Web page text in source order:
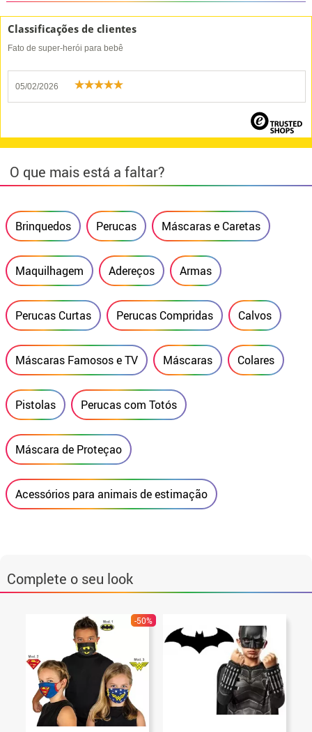
Classificações de clientes
Fato de super-herói para bebê
05/02/2026
O que mais está a faltar?
Brinquedos Perucas Máscaras e Caretas
Maquilhagem Adereços Armas
Perucas Curtas Perucas Compridas Calvos
Máscaras Famosos e TV Máscaras Colares
Pistolas Perucas com Totós
Máscara de Proteçao
Acessórios para animais de estimação
Complete o seu look
-50%